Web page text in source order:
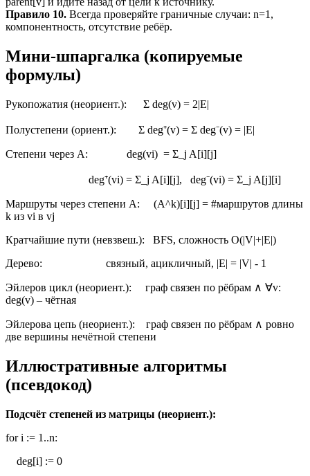
Правило 10. Всегда проверяйте граничные случаи: n=1,
компонентность, отсутствие ребёр.
Мини-шпаргалка (копируемые
формулы)
Рукопожатия (неориент.): Σ deg(v) = 2|E|
Полустепени (ориент.): Σ deg⁺(v) = Σ deg⁻(v) = |E|
Степени через A: deg(vi) = Σ_j A[i][j]
deg⁺(vi) = Σ_j A[i][j], deg⁻(vi) = Σ_j A[j][i]
Маршруты через степени A: (A^k)[i][j] = #маршрутов длины
k из vi в vj
Кратчайшие пути (невзвеш.): BFS, сложность O(|V|+|E|)
Дерево: связный, ацикличный, |E| = |V| - 1
Эйлеров цикл (неориент.): граф связен по рёбрам ∧ ∀v:
deg(v) – чётная
Эйлерова цепь (неориент.): граф связен по рёбрам ∧ ровно
две вершины нечётной степени
Иллюстративные алгоритмы
(псевдокод)
Подсчёт степеней из матрицы (неориент.):
for i := 1..n:
deg[i] := 0